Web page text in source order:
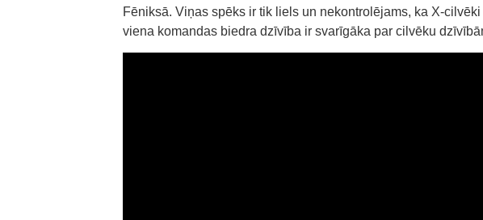
Fēniksā. Viņas spēks ir tik liels un nekontrolējams, ka X-
viena komandas biedra dzīvība ir svarīgāka par cilvēku